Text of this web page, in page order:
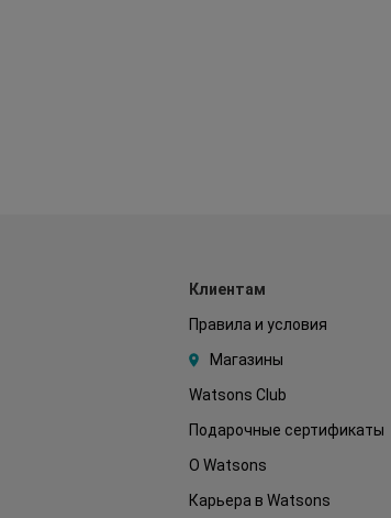
Клиентам
Правила и условия
Магазины
Watsons Club
Подарочные сертификаты
О Watsons
Карьера в Watsons